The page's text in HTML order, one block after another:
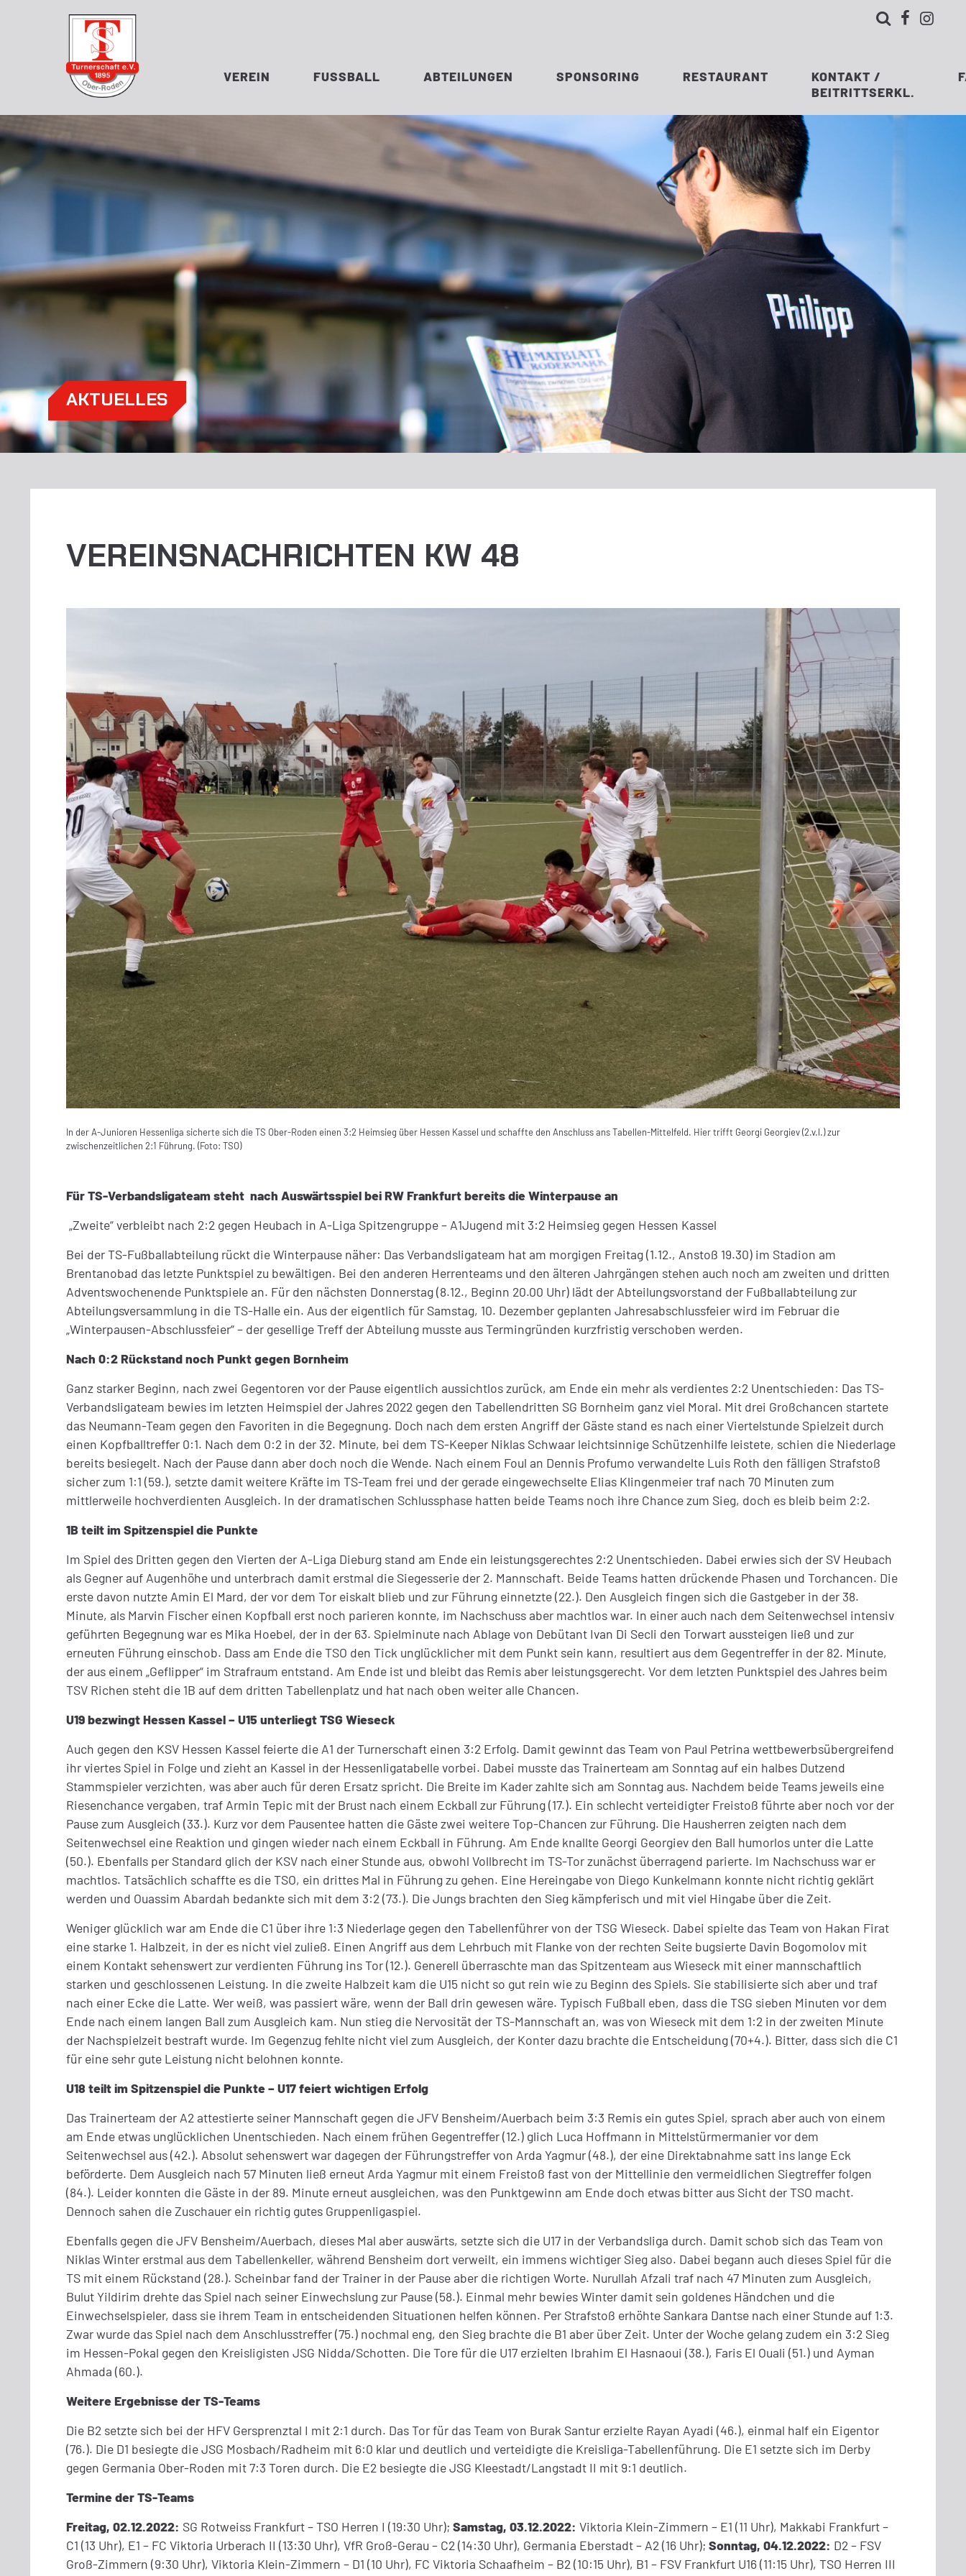
  
VEREIN FUSSBALL ABTEILUNGEN SPONSORING RESTAURANT
KONTAKT /
BEITRITTSERKL.
AKTUELLES
VEREINSNACHRICHTEN KW 48
In der A-Junioren Hessenliga sicherte sich die TS Ober-Roden einen 3:2 Heimsieg über Hessen Kassel und schaffte den Anschluss ans Tabellen-Mittelfeld. Hier trifft Georgi Georgiev (2.v.l.) zur
zwischenzeitlichen 2:1 Führung. (Foto: TSO)
Für TS-Verbandsligateam steht nach Auswärtsspiel bei RW Frankfurt bereits die Winterpause an
„Zweite“ verbleibt nach 2:2 gegen Heubach in A-Liga Spitzengruppe – A1Jugend mit 3:2 Heimsieg gegen Hessen Kassel
Bei der TS-Fußballabteilung rückt die Winterpause näher: Das Verbandsligateam hat am morgigen Freitag (1.12., Anstoß 19.30) im Stadion am
Brentanobad das letzte Punktspiel zu bewältigen. Bei den anderen Herrenteams und den älteren Jahrgängen stehen auch noch am zweiten und dritten
Adventswochenende Punktspiele an. Für den nächsten Donnerstag (8.12., Beginn 20.00 Uhr) lädt der Abteilungsvorstand der Fußballabteilung zur
Abteilungsversammlung in die TS-Halle ein. Aus der eigentlich für Samstag, 10. Dezember geplanten Jahresabschlussfeier wird im Februar die
„Winterpausen-Abschlussfeier“ – der gesellige Treff der Abteilung musste aus Termingründen kurzfristig verschoben werden.
Nach 0:2 Rückstand noch Punkt gegen Bornheim
Ganz starker Beginn, nach zwei Gegentoren vor der Pause eigentlich aussichtlos zurück, am Ende ein mehr als verdientes 2:2 Unentschieden: Das TS-
Verbandsligateam bewies im letzten Heimspiel der Jahres 2022 gegen den Tabellendritten SG Bornheim ganz viel Moral. Mit drei Großchancen startete
das Neumann-Team gegen den Favoriten in die Begegnung. Doch nach dem ersten Angriff der Gäste stand es nach einer Viertelstunde Spielzeit durch
einen Kopfballtreffer 0:1. Nach dem 0:2 in der 32. Minute, bei dem TS-Keeper Niklas Schwaar leichtsinnige Schützenhilfe leistete, schien die Niederlage
bereits besiegelt. Nach der Pause dann aber doch noch die Wende. Nach einem Foul an Dennis Profumo verwandelte Luis Roth den fälligen Strafstoß
sicher zum 1:1 (59.), setzte damit weitere Kräfte im TS-Team frei und der gerade eingewechselte Elias Klingenmeier traf nach 70 Minuten zum
mittlerweile hochverdienten Ausgleich. In der dramatischen Schlussphase hatten beide Teams noch ihre Chance zum Sieg, doch es bleib beim 2:2.
1B teilt im Spitzenspiel die Punkte
Im Spiel des Dritten gegen den Vierten der A-Liga Dieburg stand am Ende ein leistungsgerechtes 2:2 Unentschieden. Dabei erwies sich der SV Heubach
als Gegner auf Augenhöhe und unterbrach damit erstmal die Siegesserie der 2. Mannschaft. Beide Teams hatten drückende Phasen und Torchancen. Die
erste davon nutzte Amin El Mard, der vor dem Tor eiskalt blieb und zur Führung einnetzte (22.). Den Ausgleich fingen sich die Gastgeber in der 38.
Minute, als Marvin Fischer einen Kopfball erst noch parieren konnte, im Nachschuss aber machtlos war. In einer auch nach dem Seitenwechsel intensiv
geführten Begegnung war es Mika Hoebel, der in der 63. Spielminute nach Ablage von Debütant Ivan Di Secli den Torwart aussteigen ließ und zur
erneuten Führung einschob. Dass am Ende die TSO den Tick unglücklicher mit dem Punkt sein kann, resultiert aus dem Gegentreffer in der 82. Minute,
der aus einem „Geflipper“ im Strafraum entstand. Am Ende ist und bleibt das Remis aber leistungsgerecht. Vor dem letzten Punktspiel des Jahres beim
TSV Richen steht die 1B auf dem dritten Tabellenplatz und hat nach oben weiter alle Chancen.
U19 bezwingt Hessen Kassel – U15 unterliegt TSG Wieseck
Auch gegen den KSV Hessen Kassel feierte die A1 der Turnerschaft einen 3:2 Erfolg. Damit gewinnt das Team von Paul Petrina wettbewerbsübergreifend
ihr viertes Spiel in Folge und zieht an Kassel in der Hessenligatabelle vorbei. Dabei musste das Trainerteam am Sonntag auf ein halbes Dutzend
Stammspieler verzichten, was aber auch für deren Ersatz spricht. Die Breite im Kader zahlte sich am Sonntag aus. Nachdem beide Teams jeweils eine
Riesenchance vergaben, traf Armin Tepic mit der Brust nach einem Eckball zur Führung (17.). Ein schlecht verteidigter Freistoß führte aber noch vor der
Pause zum Ausgleich (33.). Kurz vor dem Pausentee hatten die Gäste zwei weitere Top-Chancen zur Führung. Die Hausherren zeigten nach dem
Seitenwechsel eine Reaktion und gingen wieder nach einem Eckball in Führung. Am Ende knallte Georgi Georgiev den Ball humorlos unter die Latte
(50.). Ebenfalls per Standard glich der KSV nach einer Stunde aus, obwohl Vollbrecht im TS-Tor zunächst überragend parierte. Im Nachschuss war er
machtlos. Tatsächlich schaffte es die TSO, ein drittes Mal in Führung zu gehen. Eine Hereingabe von Diego Kunkelmann konnte nicht richtig geklärt
werden und Ouassim Abardah bedankte sich mit dem 3:2 (73.). Die Jungs brachten den Sieg kämpferisch und mit viel Hingabe über die Zeit.
Weniger glücklich war am Ende die C1 über ihre 1:3 Niederlage gegen den Tabellenführer von der TSG Wieseck. Dabei spielte das Team von Hakan Firat
eine starke 1. Halbzeit, in der es nicht viel zuließ. Einen Angriff aus dem Lehrbuch mit Flanke von der rechten Seite bugsierte Davin Bogomolov mit
einem Kontakt sehenswert zur verdienten Führung ins Tor (12.). Generell überraschte man das Spitzenteam aus Wieseck mit einer mannschaftlich
starken und geschlossenen Leistung. In die zweite Halbzeit kam die U15 nicht so gut rein wie zu Beginn des Spiels. Sie stabilisierte sich aber und traf
nach einer Ecke die Latte. Wer weiß, was passiert wäre, wenn der Ball drin gewesen wäre. Typisch Fußball eben, dass die TSG sieben Minuten vor dem
Ende nach einem langen Ball zum Ausgleich kam. Nun stieg die Nervosität der TS-Mannschaft an, was von Wieseck mit dem 1:2 in der zweiten Minute
der Nachspielzeit bestraft wurde. Im Gegenzug fehlte nicht viel zum Ausgleich, der Konter dazu brachte die Entscheidung (70+4.). Bitter, dass sich die C1
für eine sehr gute Leistung nicht belohnen konnte.
U18 teilt im Spitzenspiel die Punkte – U17 feiert wichtigen Erfolg
Das Trainerteam der A2 attestierte seiner Mannschaft gegen die JFV Bensheim/Auerbach beim 3:3 Remis ein gutes Spiel, sprach aber auch von einem
am Ende etwas unglücklichen Unentschieden. Nach einem frühen Gegentreffer (12.) glich Luca Hoffmann in Mittelstürmermanier vor dem
Seitenwechsel aus (42.). Absolut sehenswert war dagegen der Führungstreffer von Arda Yagmur (48.), der eine Direktabnahme satt ins lange Eck
beförderte. Dem Ausgleich nach 57 Minuten ließ erneut Arda Yagmur mit einem Freistoß fast von der Mittellinie den vermeidlichen Siegtreffer folgen
(84.). Leider konnten die Gäste in der 89. Minute erneut ausgleichen, was den Punktgewinn am Ende doch etwas bitter aus Sicht der TSO macht.
Dennoch sahen die Zuschauer ein richtig gutes Gruppenligaspiel.
Ebenfalls gegen die JFV Bensheim/Auerbach, dieses Mal aber auswärts, setzte sich die U17 in der Verbandsliga durch. Damit schob sich das Team von
Niklas Winter erstmal aus dem Tabellenkeller, während Bensheim dort verweilt, ein immens wichtiger Sieg also. Dabei begann auch dieses Spiel für die
TS mit einem Rückstand (28.). Scheinbar fand der Trainer in der Pause aber die richtigen Worte. Nurullah Afzali traf nach 47 Minuten zum Ausgleich,
Bulut Yildirim drehte das Spiel nach seiner Einwechslung zur Pause (58.). Einmal mehr bewies Winter damit sein goldenes Händchen und die
Einwechselspieler, dass sie ihrem Team in entscheidenden Situationen helfen können. Per Strafstoß erhöhte Sankara Dantse nach einer Stunde auf 1:3.
Zwar wurde das Spiel nach dem Anschlusstreffer (75.) nochmal eng, den Sieg brachte die B1 aber über Zeit. Unter der Woche gelang zudem ein 3:2 Sieg
im Hessen-Pokal gegen den Kreisligisten JSG Nidda/Schotten. Die Tore für die U17 erzielten Ibrahim El Hasnaoui (38.), Faris El Ouali (51.) und Ayman
Ahmada (60.).
Weitere Ergebnisse der TS-Teams
Die B2 setzte sich bei der HFV Gersprenztal I mit 2:1 durch. Das Tor für das Team von Burak Santur erzielte Rayan Ayadi (46.), einmal half ein Eigentor
(76.). Die D1 besiegte die JSG Mosbach/Radheim mit 6:0 klar und deutlich und verteidigte die Kreisliga-Tabellenführung. Die E1 setzte sich im Derby
gegen Germania Ober-Roden mit 7:3 Toren durch. Die E2 besiegte die JSG Kleestadt/Langstadt II mit 9:1 deutlich.
Termine der TS-Teams
Freitag, 02.12.2022: SG Rotweiss Frankfurt – TSO Herren I (19:30 Uhr);Samstag, 03.12.2022:Viktoria Klein-Zimmern – E1 (11 Uhr), Makkabi Frankfurt –
C1 (13 Uhr), E1 – FC Viktoria Urberach II (13:30 Uhr), VfR Groß-Gerau – C2 (14:30 Uhr), Germania Eberstadt – A2 (16 Uhr);Sonntag, 04.12.2022: D2 – FSV
Groß-Zimmern (9:30 Uhr), Viktoria Klein-Zimmern – D1 (10 Uhr), FC Viktoria Schaafheim – B2 (10:15 Uhr), B1 – FSV Frankfurt U16 (11:15 Uhr), TSO Herren III